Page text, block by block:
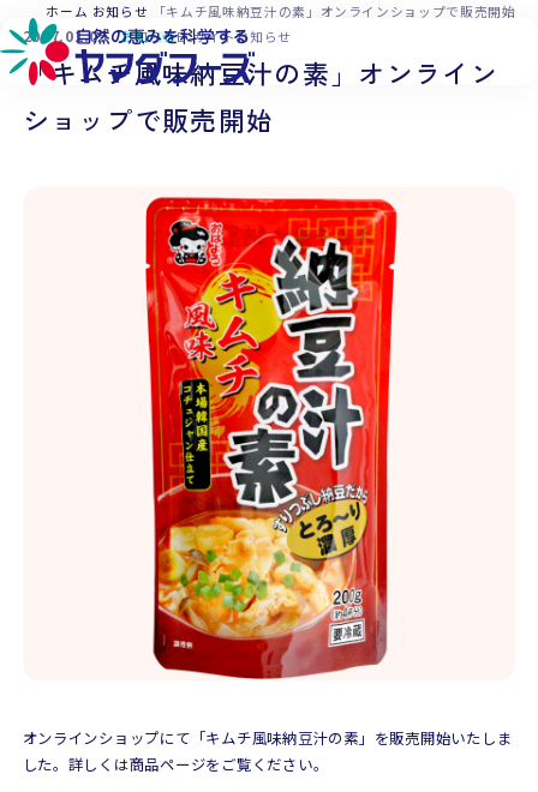
本文へ移動
ホーム お知らせ 「キムチ風味納豆汁の素」オンラインショップで販売開始
2017.01.05 お知らせECサイトお知らせ
「キムチ風味納豆汁の素」オンライン
ショップで販売開始
オンラインショップにて「キムチ風味納豆汁の素」を販売開始いたしま
した。詳しくは商品ページをご覧ください。